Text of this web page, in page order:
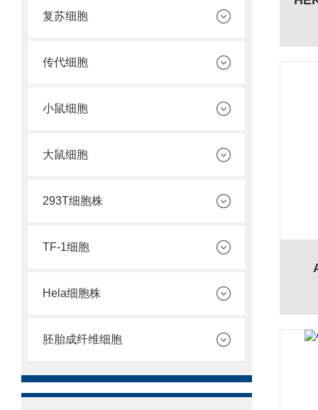
复苏细胞
传代细胞
小鼠细胞
大鼠细胞
293T细胞株
TF-1细胞
Hela细胞株
胚胎成纤维细胞